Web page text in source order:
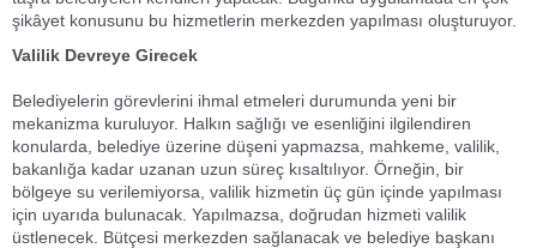
şikâyet konusunu bu hizmetlerin merkezden yapılması oluşturuyor.
Valilik Devreye Girecek
Belediyelerin görevlerini ihmal etmeleri durumunda yeni bir
mekanizma kuruluyor. Halkın sağlığı ve esenliğini ilgilendiren
konularda, belediye üzerine düşeni yapmazsa, mahkeme, valilik,
bakanlığa kadar uzanan uzun süreç kısaltılıyor. Örneğin, bir
bölgeye su verilemiyorsa, valilik hizmetin üç gün içinde yapılması
için uyarıda bulunacak. Yapılmazsa, doğrudan hizmeti valilik
üstlenecek. Bütçesi merkezden sağlanacak ve belediye başkanı